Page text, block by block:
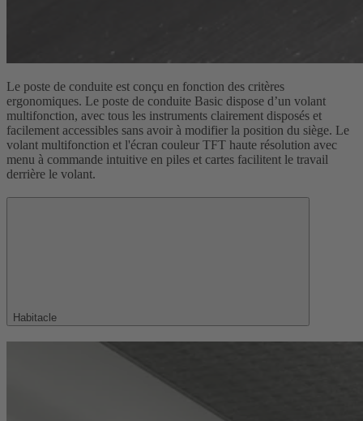
Le poste de conduite est conçu en fonction des critères
ergonomiques. Le poste de conduite Basic dispose d’un volant
multifonction, avec tous les instruments clairement disposés et
facilement accessibles sans avoir à modifier la position du siège. Le
volant multifonction et l'écran couleur TFT haute résolution avec
menu à commande intuitive en piles et cartes facilitent le travail
derrière le volant.
Habitacle